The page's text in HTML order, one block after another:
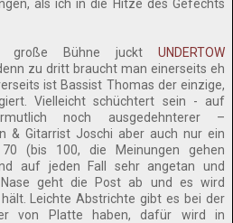
als ich in die Hitze des Gefechts
Bühne juckt UNDERTOW
zu dritt braucht man einerseits eh
ist Bassist Thomas der einzige,
Vielleicht schüchtert sein - auf
noch ausgedehnterer –
& Gitarrist Joschi aber auch nur ein
(bis 100, die Meinungen gehen
auf jeden Fall sehr angetan und
geht die Post ab und es wird
Leichte Abstrichte gibt es bei der
von Platte haben, dafür wird in